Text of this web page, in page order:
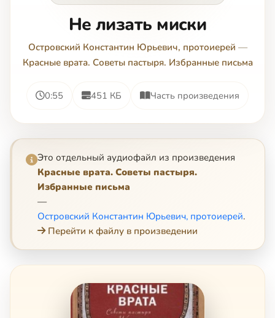
Не лизать миски
Островский Константин Юрьевич, протоиерей —
Красные врата. Советы пастыря. Избранные письма
0:55 451 КБ Часть произведения
Это отдельный аудиофайл из произведения
Красные врата. Советы пастыря.
Избранные письма
—
Островский Константин Юрьевич, протоиерей.
Перейти к файлу в произведении